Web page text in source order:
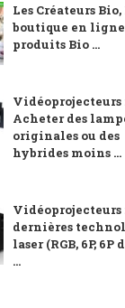
Les Créateurs Bio,
boutique en ligne
produits Bio ...
Vidéoprojecteurs
Acheter des
originales ou des
hybrides moins ...
Vidéoprojecteurs
dernières
laser (RGB, 6P, 6P
...